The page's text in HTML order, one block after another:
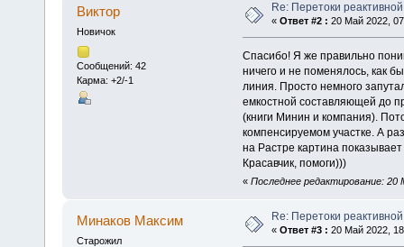
Виктор
Новичок
Сообщений: 42
Карма: +2/-1
Re: Перетоки
« Ответ #2 : 20 Май 2022,
Спасибо! Я же правильно
ничего и не поменялось, как
линия. Просто немного
емкостной составляющей до
(книги Минин и компания).
компенсируемом участке. А
на Растре картина
Красавчик, помоги)))
« Последнее редактирование:
Минаков Максим
Старожил
Re: Перетоки
« Ответ #3 : 20 Май 2022,